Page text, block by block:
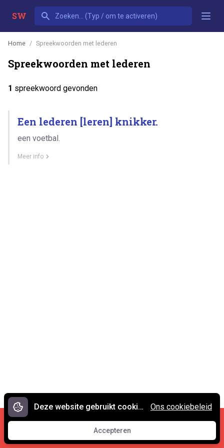
SW
Home Spreekwoorden met lederen
Spreekwoorden met lederen
1 spreekwoord gevonden
Een lederen [leren] knikker.
een voetbal.
Meer info
Cookies en privacy •
Contact
© 2007 - 2026 Spreekwoorden.nl
Deze website gebruikt cookies.
Accepteren
Accepteren
Ons cookiebeleid